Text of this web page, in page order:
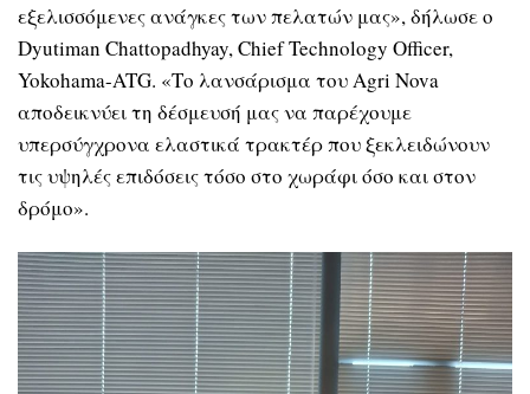
εξελισσόμενες ανάγκες των πελατών μας», δήλωσε ο
Dyutiman Chattopadhyay, Chief Technology Officer,
Yokohama-ATG. «Το λανσάρισμα του Agri Nova
αποδεικνύει τη δέσμευσή μας να παρέχουμε
υπερσύγχρονα ελαστικά τρακτέρ που ξεκλειδώνουν
τις υψηλές επιδόσεις τόσο στο χωράφι όσο και στον
δρόμο».